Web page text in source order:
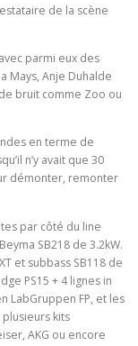
de la scène
parmi eux des
Mays, Anje Duhalde
bruit comme Zoo ou
en terme de
n’y avait que 30
démonter, remonter
par côté du line
SB218 de 3.2kW.
et subbass SB118 de
PS15 + 4 lignes in
LabGruppen FP, et les
plusieurs kits
AKG ou encore